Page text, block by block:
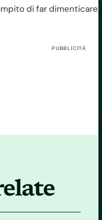
di far
PUBBLICITÀ